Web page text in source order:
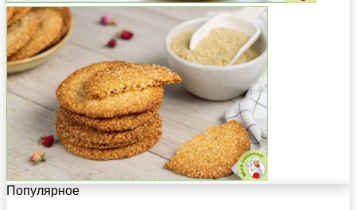
Популярное